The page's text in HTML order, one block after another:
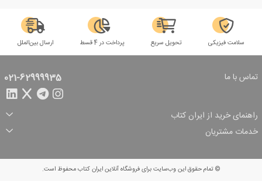
سلامت فیزیکی تحویل سریع پرداخت در 4 قسط ارسال بین‌الملل
تماس با ما 021-62999935
راهنمای خرید از ایران کتاب
ثبت سفارش
شرایط ارسال سفارش
شیوه پرداخت
تخفیف‌های خرید
خدمات مشتریان
© تمام حقوق این وب‌سایت برای فروشگاه آنلاین ایران کتاب محفوظ است.